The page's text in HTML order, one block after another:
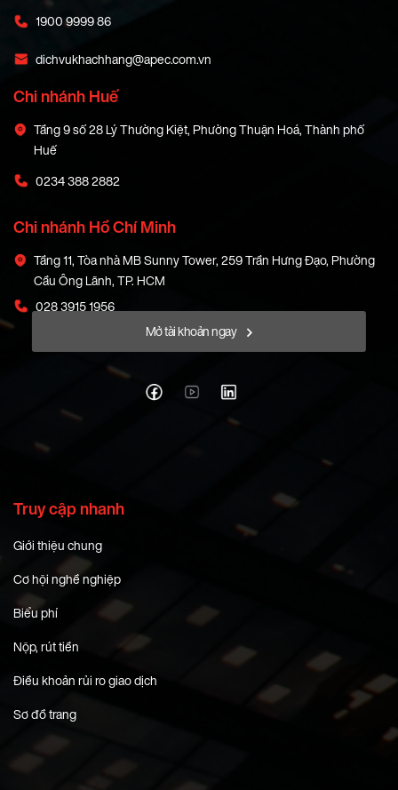
Mở tài khoản ngay
1900 9999 86
dichvukhachhang@apec.com.vn
Chi nhánh Huế
Tầng 9 số 28 Lý Thường Kiệt, Phường Thuận Hoá, Thành phố
Huế
0234 388 2882
Chi nhánh Hồ Chí Minh
Tầng 11, Tòa nhà MB Sunny Tower, 259 Trần Hưng Đạo, Phường
Cầu Ông Lãnh, TP. HCM
028 3915 1956
Truy cập nhanh
Giới thiệu chung
Cơ hội nghề nghiệp
Biểu phí
Nộp, rút tiền
Điều khoản rủi ro giao dịch
Sơ đồ trang